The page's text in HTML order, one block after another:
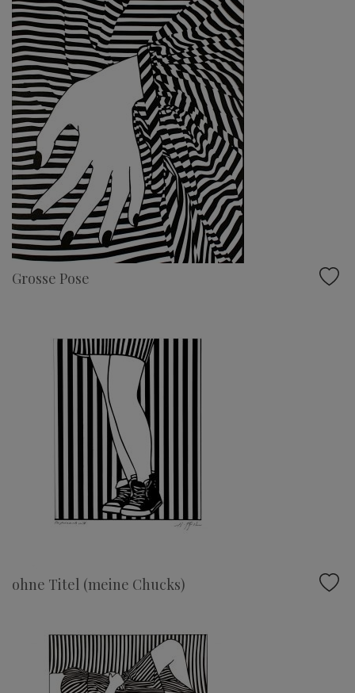
Grosse Pose
ohne Titel (meine Chucks)